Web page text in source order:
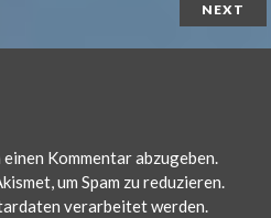
NEXT
einen Kommentar abzugeben.
um Spam zu reduzieren.
verarbeitet werden.